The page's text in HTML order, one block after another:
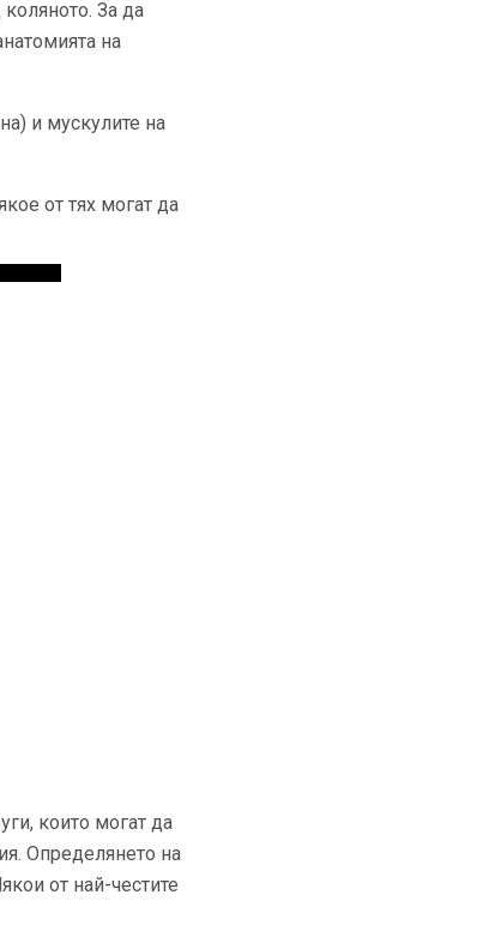
За да
на
и мускулите на
от тях могат да
които могат да
Определянето на
от най-честите